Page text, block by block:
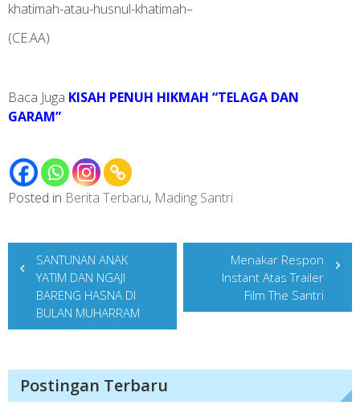
khatimah-atau-husnul-khatimah–
(CE.AA)
Baca Juga KISAH PENUH HIKMAH “TELAGA DAN
GARAM”
Posted in Berita Terbaru, Mading Santri
Post
navigation
SANTUNAN ANAK
YATIM DAN NGAJI
BARENG HASNA DI
BULAN MUHARRAM
Menakar Respon
Instant Atas Trailer
Film The Santri
Postingan Terbaru